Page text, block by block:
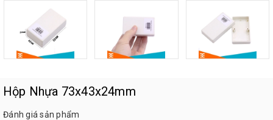
Hộp Nhựa 73x43x24mm
Đánh giá sản phẩm